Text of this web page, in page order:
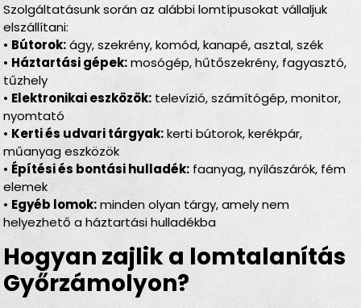
Szolgáltatásunk során az alábbi lomtípusokat vállaljuk
elszállítani:
• Bútorok:ágy, szekrény, komód, kanapé, asztal, szék
• Háztartási gépek:mosógép, hűtőszekrény, fagyasztó,
tűzhely
• Elektronikai eszközök: televízió, számítógép, monitor,
nyomtató
• Kerti és udvari tárgyak:kerti bútorok, kerékpár,
műanyag eszközök
• Építési és bontási hulladék: faanyag, nyílászárók, fém
elemek
• Egyéb lomok:minden olyan tárgy, amely nem
helyezhető a háztartási hulladékba
Hogyan zajlik a lomtalanítás
Győrzámolyon?